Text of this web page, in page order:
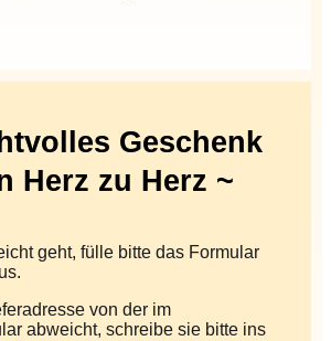
Geschenk
Herz zu Herz ~
geht, fülle bitte das Formular
von der im
abweicht, schreibe sie bitte ins